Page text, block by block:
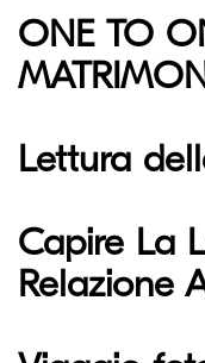
ONE TO
Lettura
Capire La
Relazione